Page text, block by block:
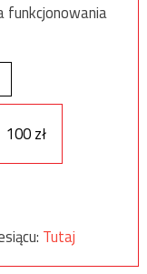
funkcjonowania
100 zł
Tutaj